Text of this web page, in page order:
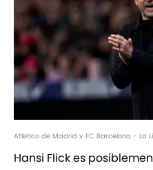
Atletico de Madrid v FC Barcelona - La
Hansi Flick es